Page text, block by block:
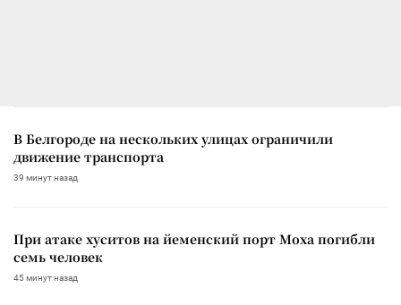
В Белгороде на нескольких улицах ограничили
движение транспорта
39 минут назад
При атаке хуситов на йеменский порт Моха погибли
семь человек
45 минут назад